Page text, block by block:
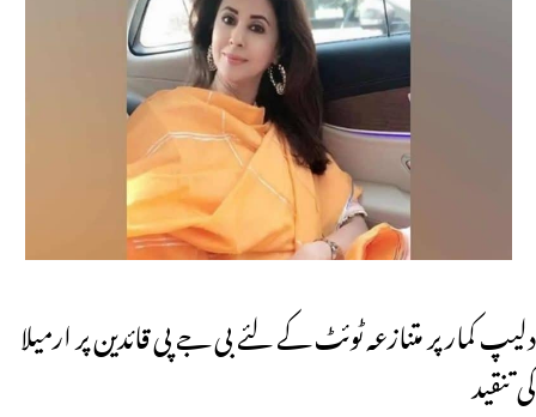
دلیپ کمار پر متنازعہ ٹوئٹ کے لئے بی جے پی قائدین پر ارمیلا
کی تنقید